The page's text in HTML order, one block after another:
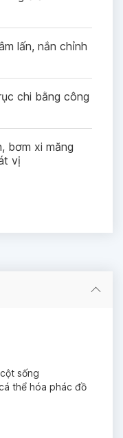
lấn, nắn chỉnh
chi bằng công
bơm xi măng
vị
sống
thể hóa phác đồ